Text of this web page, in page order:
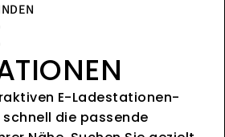
E-Ladestationen-
die passende